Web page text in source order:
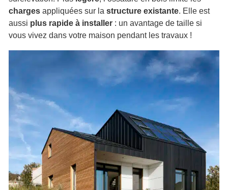
charges appliquées sur la structure existante. Elle est
aussi plus rapide à installer : un avantage de taille si
vous vivez dans votre maison pendant les travaux !